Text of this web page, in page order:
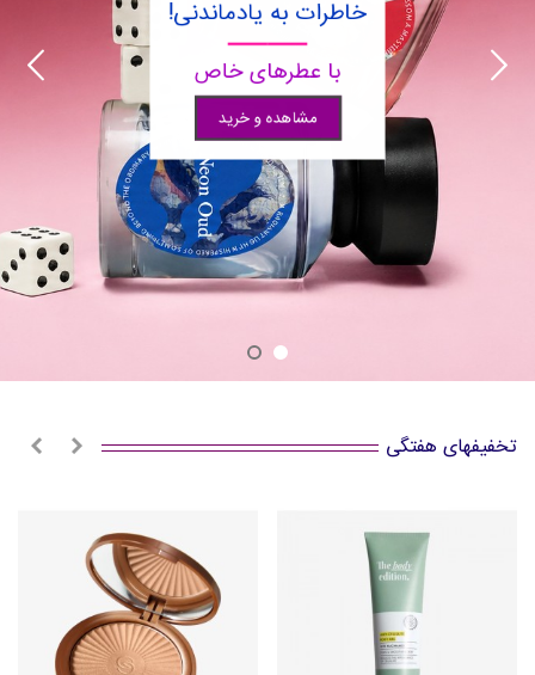
خاطرات به یادماندنی!
با عطرهای خاص
مشاهده و خرید
تخفیفهای هفتگی